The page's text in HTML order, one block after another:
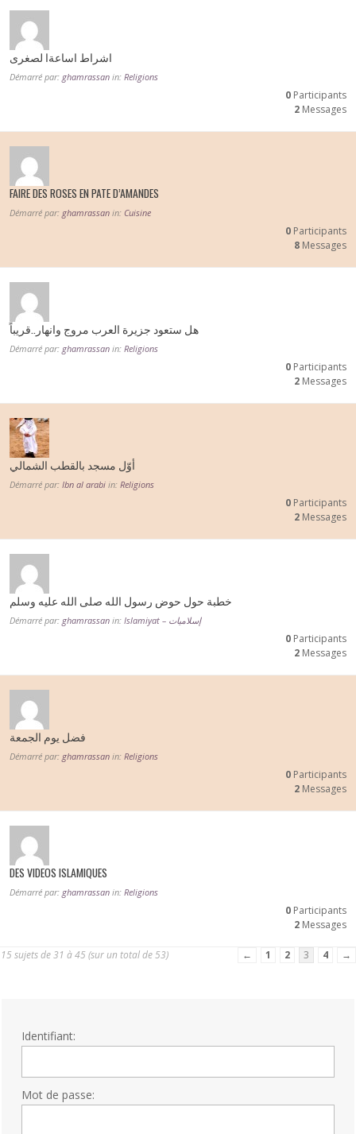
اشراط اساعةا لصغرى
Démarré par: ghamrassan in: Religions
0 Participants
2 Messages
FAIRE DES ROSES EN PATE D’AMANDES
Démarré par: ghamrassan in: Cuisine
0 Participants
8 Messages
هل ستعود جزيرة العرب مروج وانهار..قريباً
Démarré par: ghamrassan in: Religions
0 Participants
2 Messages
أوّل مسجد بالقطب الشمالي
Démarré par: Ibn al arabi in: Religions
0 Participants
2 Messages
خطبة حول حوض رسول الله صلى الله عليه وسلم
Démarré par: ghamrassan in: Islamiyat – إسلاميات
0 Participants
2 Messages
فضل يوم الجمعة
Démarré par: ghamrassan in: Religions
0 Participants
2 Messages
DES VIDEOS ISLAMIQUES
Démarré par: ghamrassan in: Religions
0 Participants
2 Messages
15 sujets de 31 à 45 (sur un total de 53) ← 1 2 3 4 →
Identifiant:
Mot de passe: